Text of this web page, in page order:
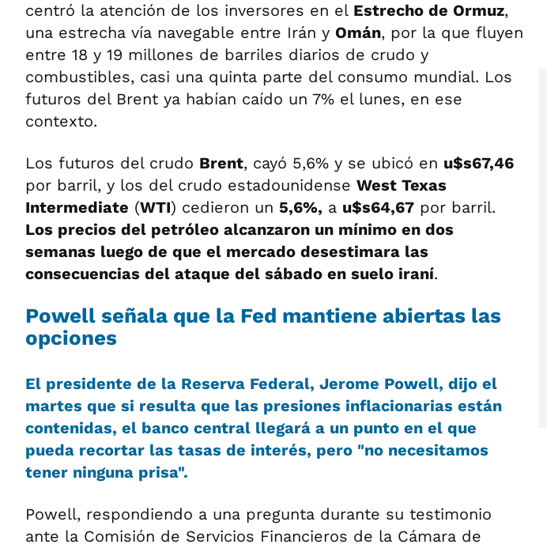
centró la atención de los inversores en el Estrecho de Ormuz,
una estrecha vía navegable entre Irán y Omán, por la que fluyen
entre 18 y 19 millones de barriles diarios de crudo y
combustibles, casi una quinta parte del consumo mundial. Los
futuros del Brent ya habían caído un 7% el lunes, en ese
contexto.
Los futuros del crudo Brent, cayó 5,6% y se ubicó en u$s67,46
por barril, y los del crudo estadounidense West Texas
Intermediate (WTI) cedieron un 5,6%, a u$s64,67 por barril.
Los precios del petróleo alcanzaron un mínimo en dos
semanas luego de que el mercado desestimara las
consecuencias del ataque del sábado en suelo iraní.
Powell señala que la Fed mantiene abiertas las
opciones
El presidente de la Reserva Federal, Jerome Powell, dijo el
martes que si resulta que las presiones inflacionarias están
contenidas, el banco central llegará a un punto en el que
pueda recortar las tasas de interés, pero "no necesitamos
tener ninguna prisa".
Powell, respondiendo a una pregunta durante su testimonio
ante la Comisión de Servicios Financieros de la Cámara de